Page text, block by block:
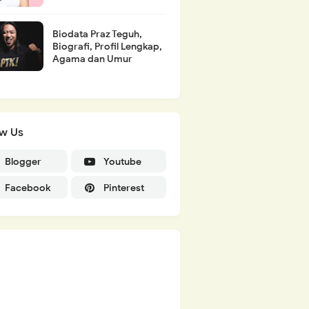
Biodata Praz Teguh,
Biografi, Profil Lengkap,
Agama dan Umur
Us
Blogger Youtube
Facebook Pinterest